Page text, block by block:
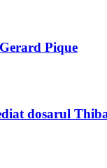
Pique
dosarul